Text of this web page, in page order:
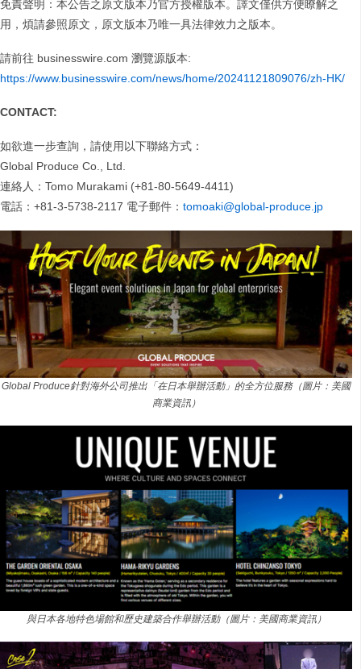
免責聲明：本公告之原文版本乃官方授權版本。譯文僅供方便瞭解之
用，煩請參照原文，原文版本乃唯一具法律效力之版本。
請前往 businesswire.com 瀏覽源版本:
https://www.businesswire.com/news/home/20241121809076/zh-HK/
CONTACT:
如欲進一步查詢，請使用以下聯絡方式：
Global Produce Co., Ltd.
連絡人：Tomo Murakami (+81-80-5649-4411)
電話：+81-3-5738-2117 電子郵件： tomoaki@global-produce.jp
Global Produce針對海外公司推出「在日本舉辦活動」的全方位服務（圖片：美國
商業資訊）
與日本各地特色場館和歷史建築合作舉辦活動（圖片：美國商業資訊）